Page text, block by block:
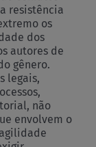
resistência
os
dos
autores de
gênero.
legais,
não
envolvem o